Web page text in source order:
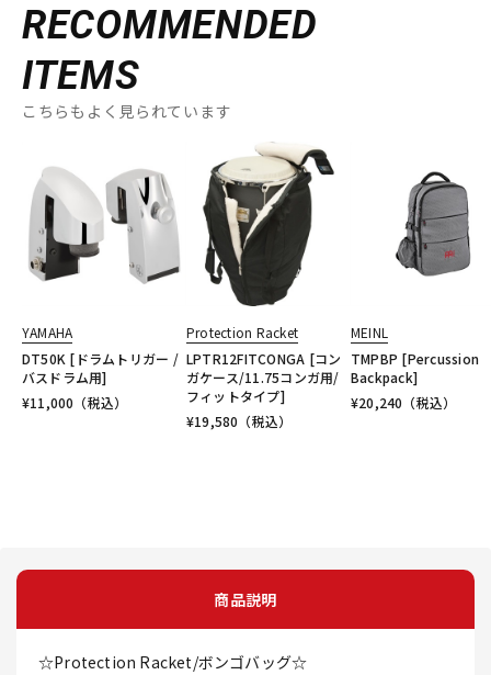
RECOMMENDED
ITEMS
こちらもよく見られています
YAMAHA
DT50K [ドラムトリガー /
バスドラム用]
¥11,000 （税込）
Protection Racket
LPTR12FITCONGA [コン
ガケース/11.75コンガ用/
フィットタイプ]
¥19,580 （税込）
MEINL
TMPBP [Percussion
Backpack]
¥20,240 （税込）
商品説明
☆Protection Racket/ボンゴバッグ☆